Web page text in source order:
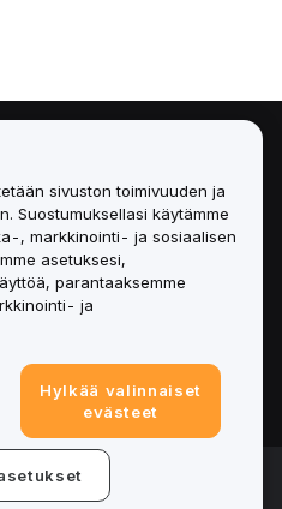
oikeudet pidätetään.
sivuston toimivuuden ja
Suostumuksellasi käytämme
, markkinointi- ja sosiaalisen
asetuksesi,
parantaaksemme
ja
Hylkää valinnaiset
evästeet